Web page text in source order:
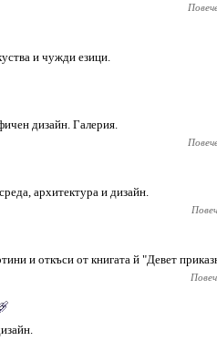
и чужди езици.
дизайн. Галерия.
архитектура и дизайн.
и откъси от книгата й "Девет